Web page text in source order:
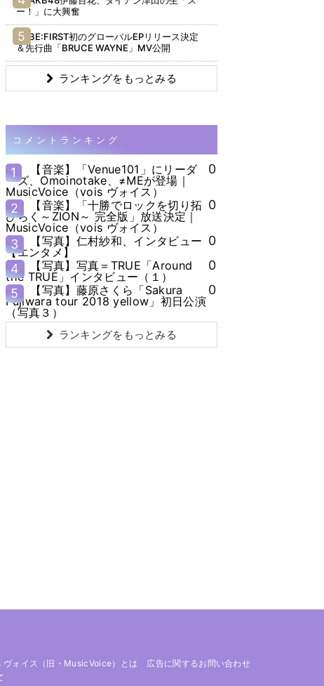
ー！」に大興奮
BE:FIRST初のグローバルEPリリース決定
＆先行曲「BRUCE WAYNE」MV公開
ランキングをもっとみる
コメントランキング
1
【音楽】「Venue101」にリーダ
ーズ、Omoinotake、≠MEが登場｜
MusicVoice（vois ヴォイス）
0
2
【音楽】「十勝でロックを切り拓
ひらく～ZION～ 完全版」放送決定｜
MusicVoice（vois ヴォイス）
0
3
【写真】仁村紗和、インタビュー
【エンタメ】
0
4
【写真】写真＝TRUE「Around
the TRUE」インタビュー（１）
0
5
【写真】藤原さくら「Sakura
Fujiwara tour 2018 yellow」初日公演
（写真３）
0
ランキングをもっとみる
ヴォイス（旧・MusicVoice）とは
広告に関するお問い合わせ